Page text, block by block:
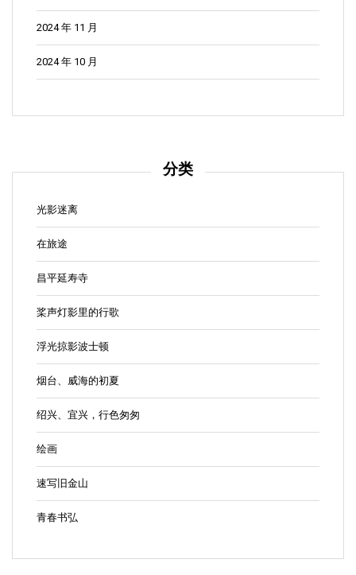
2024 年 11 月
2024 年 10 月
分类
光影迷离
在旅途
昌平延寿寺
桨声灯影里的行歌
浮光掠影波士顿
烟台、威海的初夏
绍兴、宜兴，行色匆匆
绘画
速写旧金山
青春书弘